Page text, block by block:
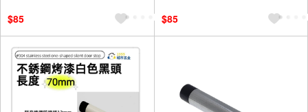
$85
$85